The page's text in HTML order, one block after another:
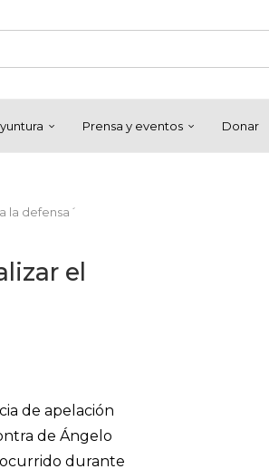
Prensa y eventos Donar
la defensa´
el
de apelación
de Ángelo
ocurrido durante